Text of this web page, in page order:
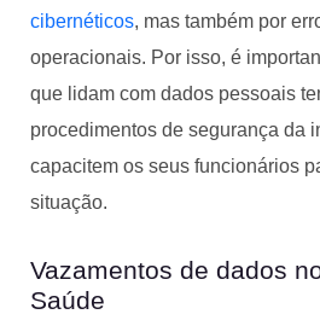
cibernéticos, mas também por
operacionais. Por isso, é
que lidam com dados pessoais
procedimentos de segurança da
capacitem os seus funcionários
situação.
Vazamentos de dados
Saúde